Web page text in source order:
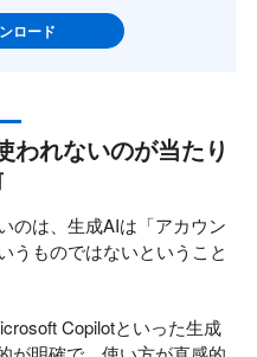
ロード
われないのが当たり
のは、生成AIは「アカウン
うものではないということ
Copilotといった生成